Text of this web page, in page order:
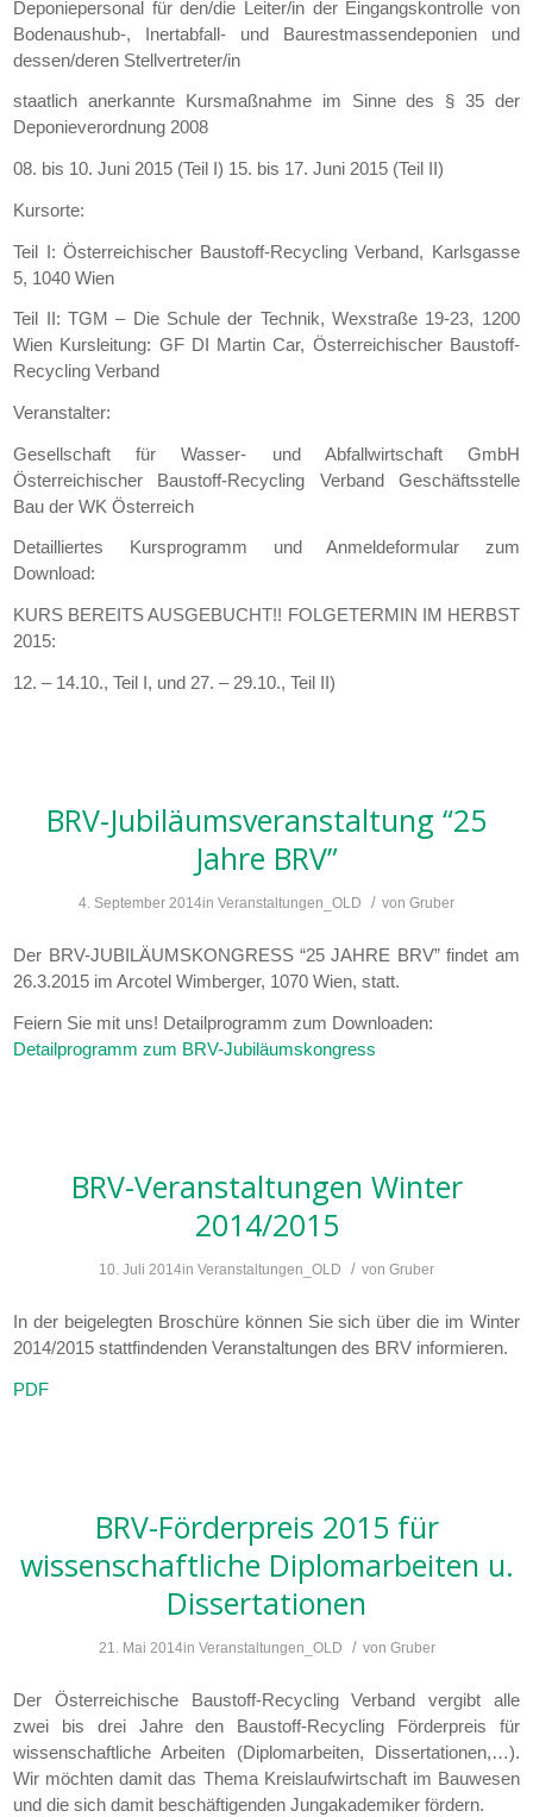
Deponiepersonal für den/die Leiter/in der Eingangskontrolle von
Bodenaushub-, Inertabfall- und Baurestmassendeponien und
dessen/deren Stellvertreter/in
staatlich anerkannte Kursmaßnahme im Sinne des § 35 der
Deponieverordnung 2008
08. bis 10. Juni 2015 (Teil I) 15. bis 17. Juni 2015 (Teil II)
Kursorte:
Teil I: Österreichischer Baustoff-Recycling Verband, Karlsgasse
5, 1040 Wien
Teil II: TGM – Die Schule der Technik, Wexstraße 19-23, 1200
Wien Kursleitung: GF DI Martin Car, Österreichischer Baustoff-
Recycling Verband
Veranstalter:
Gesellschaft für Wasser- und Abfallwirtschaft GmbH
Österreichischer Baustoff-Recycling Verband Geschäftsstelle
Bau der WK Österreich
Detailliertes Kursprogramm und Anmeldeformular zum
Download:
KURS BEREITS AUSGEBUCHT!! FOLGETERMIN IM HERBST
2015:
12. – 14.10., Teil I, und 27. – 29.10., Teil II)
BRV-Jubiläumsveranstaltung “25
Jahre BRV”
4. September 2014in Veranstaltungen_OLD / von Gruber
Der BRV-JUBILÄUMSKONGRESS “25 JAHRE BRV” findet am
26.3.2015 im Arcotel Wimberger, 1070 Wien, statt.
Feiern Sie mit uns! Detailprogramm zum Downloaden:
Detailprogramm zum BRV-Jubiläumskongress
BRV-Veranstaltungen Winter
2014/2015
10. Juli 2014in Veranstaltungen_OLD / von Gruber
In der beigelegten Broschüre können Sie sich über die im Winter
2014/2015 stattfindenden Veranstaltungen des BRV informieren.
PDF
BRV-Förderpreis 2015 für
wissenschaftliche Diplomarbeiten u.
Dissertationen
21. Mai 2014in Veranstaltungen_OLD / von Gruber
Der Österreichische Baustoff-Recycling Verband vergibt alle
zwei bis drei Jahre den Baustoff-Recycling Förderpreis für
wissenschaftliche Arbeiten (Diplomarbeiten, Dissertationen,…).
Wir möchten damit das Thema Kreislaufwirtschaft im Bauwesen
und die sich damit beschäftigenden Jungakademiker fördern.